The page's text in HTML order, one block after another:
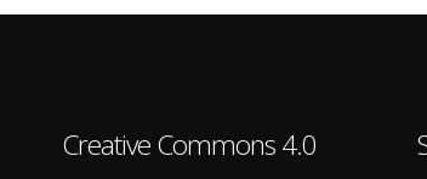
Creative Commons 4.0